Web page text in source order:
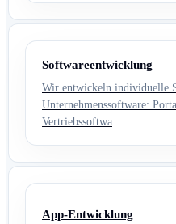
Softwareentwicklung
Wir entwickeln individuelle
Unternehmenssoftware:
Vertriebssoftwa
App-Entwicklung